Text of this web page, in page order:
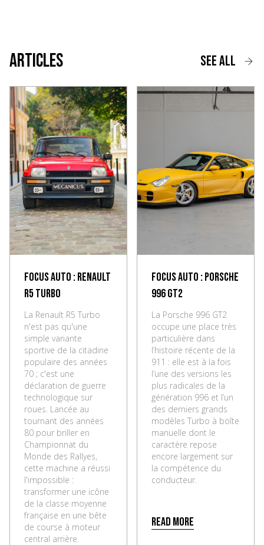
Articles See all
Focus Auto : Renault
R5 Turbo
La Renault R5 Turbo
n'est pas qu'une
simple variante
sportive de la citadine
populaire des années
70 ; c'est une
déclaration de guerre
technologique sur
roues. Lancée au
tournant des années
80 pour briller en
Championnat du
Monde des Rallyes,
cette machine a réussi
l'impossible :
transformer une icône
de la classe moyenne
française en une bête
de course à moteur
central arrière.
Focus Auto : Porsche
996 GT2
La Porsche 996 GT2
occupe une place très
particulière dans
l’histoire récente de la
911 : elle est à la fois
l’une des versions les
plus radicales de la
génération 996 et l’un
des derniers grands
modèles Turbo à boîte
manuelle dont le
caractère repose
encore largement sur
la compétence du
conducteur.
Read more